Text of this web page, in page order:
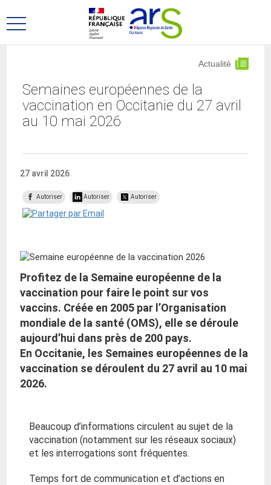
au
menu
au
contenu
Ouvrir
Semaines européennes de la
vaccination en Occitanie du 27 avril
au 10 mai 2026
Actualité
27 avril 2026
Autoriser Autoriser Autoriser
Profitez de la Semaine européenne de la
vaccination pour faire le point sur vos
vaccins. Créée en 2005 par l’Organisation
mondiale de la santé (OMS), elle se déroule
aujourd’hui dans près de 200 pays.
En Occitanie, les Semaines européennes de la
vaccination se déroulent du 27 avril au 10 mai
2026.
Beaucoup d’informations circulent au sujet de la
vaccination (notamment sur les réseaux sociaux)
et les interrogations sont fréquentes.
Temps fort de communication et d’actions en